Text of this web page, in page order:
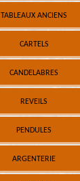
TABLEAUX ANCIENS
CARTELS
CANDELABRES
REVEILS
PENDULES
ARGENTERIE